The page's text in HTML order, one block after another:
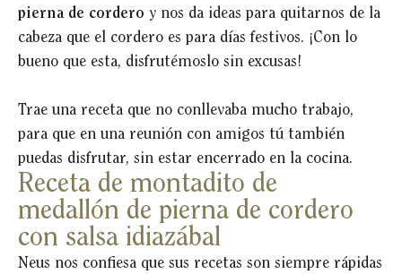
pierna de cordero y nos da ideas para quitarnos de la
cabeza que el cordero es para días festivos. ¡Con lo
bueno que esta, disfrutémoslo sin excusas!
Trae una receta que no conllevaba mucho trabajo,
para que en una reunión con amigos tú también
puedas disfrutar, sin estar encerrado en la cocina.
Receta de montadito de
medallón de pierna de cordero
con salsa idiazábal
Neus nos confiesa que sus recetas son siempre rápidas